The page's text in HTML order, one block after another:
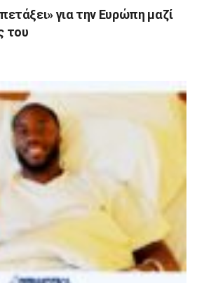
για την Ευρώπη μαζί
του